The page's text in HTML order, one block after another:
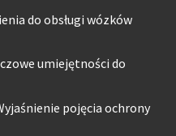
do obsługi wózków
umiejętności do
pojęcia ochrony